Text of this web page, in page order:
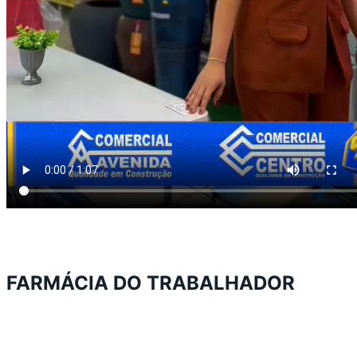
FARMÁCIA DO TRABALHADOR